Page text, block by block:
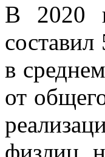
В 2020
в
от
физлиц